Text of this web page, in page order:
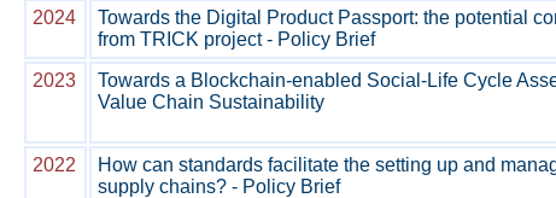
2024
Towards the Digital Product Passport: the potential
from TRICK project - Policy Brief
2023
Towards a Blockchain-enabled Social-Life Cycle
Value Chain Sustainability
2022
How can standards facilitate the setting up and
supply chains? - Policy Brief